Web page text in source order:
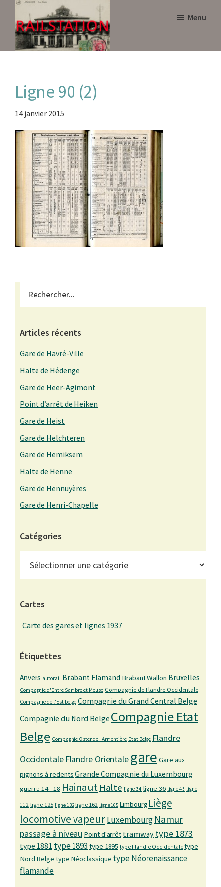
main
content
primary
sidebar
Menu
Ligne 90 (2)
14 janvier 2015
Primary
Sidebar
Articles récents
Gare de Havré-Ville
Halte de Hédenge
Gare de Heer-Agimont
Point d’arrêt de Heiken
Gare de Heist
Gare de Helchteren
Gare de Hemiksem
Halte de Henne
Gare de Hennuyères
Gare de Henri-Chapelle
Catégories
Cartes
Carte des gares et lignes 1937
Étiquettes
Anvers autorail Brabant Flamand Brabant Wallon Bruxelles
Compagnie d'Entre Sambre et Meuse Compagnie de Flandre Occidentale
Compagnie de l'Est belge Compagnie du Grand Central Belge
Compagnie du Nord Belge Compagnie Etat
Belge Compagnie Ostende - Armentière Etat Belge Flandre
Occidentale Flandre Orientalegare Gare aux
pignons à redents Grande Compagnie du Luxembourg
guerre 14 - 18 Hainaut Halte ligne 34 ligne 36 ligne 43 ligne
112 ligne 125 ligne 132 ligne 162 ligne 165 Limbourg Liège
locomotive vapeurLuxembourg Namur
passage à niveau Point d'arrêt tramway type 1873
type 1881 type 1893 type 1895 type Flandre Occidentale type
Nord Belge type Néoclassique type Néorenaissance
flamande